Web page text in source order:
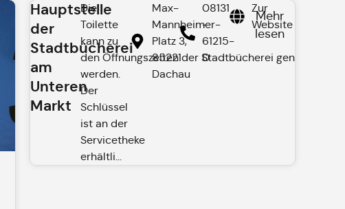
Hauptstelle
der
Stadtbücherei
am
Unteren
Markt
Die
Toilette
kann zu
den Öffnungszeiten der Stadtbücherei genutzt
werden.
Der
Schlüssel
ist an der
Servicetheke
erhältli...
Max-
Mannheimer-
Platz 3,
85221
Dachau
08131
-
61215-
0
Zur
Website
Mehr
lesen